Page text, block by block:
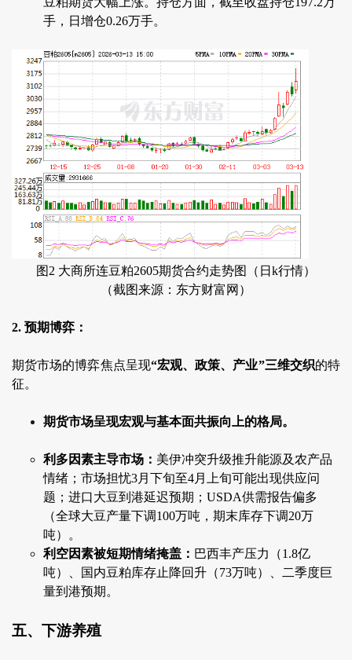
手，日增仓0.26万手。
图2 大商所连豆粕2605期货合约走势图（日k行情）
（截图来源：东方财富网）
2. 预期博弈：
期货市场的博弈焦点呈现“宏观、政策、产业”三维交织的特
征。
期货市场呈现宏观与基本面共振向上的格局。
利多因素主导市场： 美伊冲突升级推升能源及农产品
情绪；市场担忧3月下旬至4月上旬可能出现供应问
题；进口大豆到港延迟预期；USDA供需报告偏多
（全球大豆产量下调100万吨，期末库存下调20万
吨）。
利空因素被短期情绪掩盖： 巴西丰产压力（1.8亿
吨）、国内豆粕库存止降回升（73万吨）、二季度巨
量到港预期。
五、下游养殖